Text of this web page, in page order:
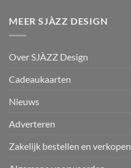
MEER SJÀZZ DESIGN
Over SJÀZZ Design
Cadeaukaarten
Nieuws
Adverteren
Zakelijk bestellen en verkopen